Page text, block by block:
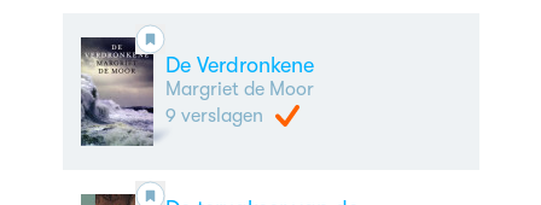
De Verdronkene
Margriet de Moor
9 verslagen